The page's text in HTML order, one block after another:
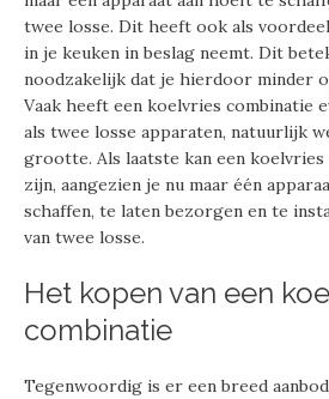
twee losse. Dit heeft ook als
in je keuken in beslag neemt. Dit
noodzakelijk dat je hierdoor minder
Vaak heeft een koelvries combinatie
als twee losse apparaten, natuurlijk
grootte. Als laatste kan een
zijn, aangezien je nu maar één
schaffen, te laten bezorgen en te
van twee losse.
Het kopen van een
combinatie
Tegenwoordig is er een breed